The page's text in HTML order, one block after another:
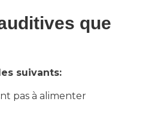
que
suivants:
pas à alimenter